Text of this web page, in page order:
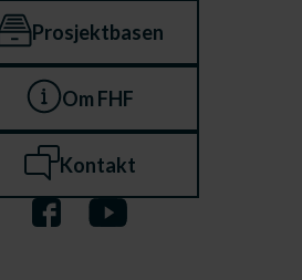
Prosjektbasen
Om FHF
Kontakt